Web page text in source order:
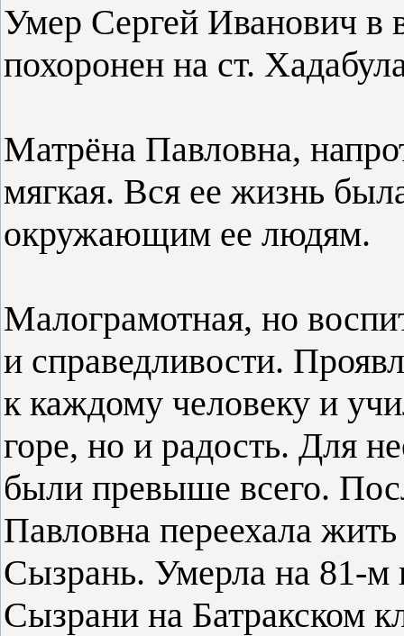
Умер Сергей Иванович в
похоронен на ст.
Матрёна Павловна,
мягкая. Вся ее жизнь
окружающим ее людям.
Малограмотная, но
и справедливости.
к каждому человеку и
горе, но и радость. Для
были превыше всего.
Павловна переехала
Сызрань. Умерла на 81-м
Сызрани на Батракском